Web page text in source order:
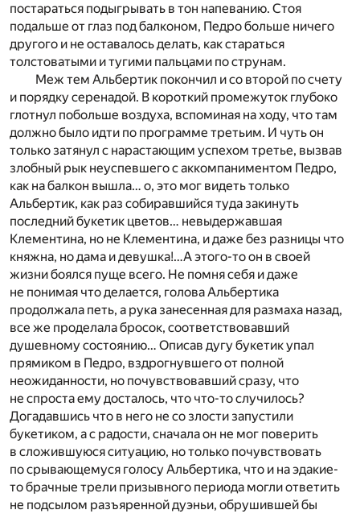
постараться подыгрывать в тон напеванию. Стоя
подальше от глаз под балконом, Педро больше ничего
другого и не оставалось делать, как стараться
толстоватыми и тугими пальцами по струнам.
Меж тем Альбертик покончил и со второй по счету
и порядку серенадой. В короткий промежуток глубоко
глотнул побольше воздуха, вспоминая на ходу, что там
должно было идти по программе третьим. И чуть он
только затянул с нарастающим успехом третье, вызвав
злобный рык неуспевшего с аккомпаниментом Педро,
как на балкон вышла… о, это мог видеть только
Альбертик, как раз собиравшийся туда закинуть
последний букетик цветов… невыдержавшая
Клементина, но не Клементина, и даже без разницы что
княжна, но дама и девушка!…А этого-то он в своей
жизни боялся пуще всего. Не помня себя и даже
не понимая что делается, голова Альбертика
продолжала петь, а рука занесенная для размаха назад,
все же проделала бросок, соответствовавший
душевному состоянию… Описав дугу букетик упал
прямиком в Педро, вздрогнувшего от полной
неожиданности, но почувствовавший сразу, что
не спроста ему досталось, что что-то случилось?
Догадавшись что в него не со злости запустили
букетиком, а с радости, сначала он не мог поверить
в сложившуюся ситуацию, но только почувствовать
по срывающемуся голосу Альбертика, что и на эдакие-
то брачные трели призывного периода могли ответить
не подсылом разъяренной дуэньи, обрушившей бы